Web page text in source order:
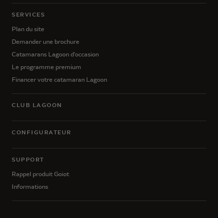
SERVICES
Plan du site
Demander une brochure
Catamarans Lagoon d'occasion
Le programme premium
Financer votre catamaran Lagoon
CLUB LAGOON
CONFIGURATEUR
SUPPORT
Rappel produit Goiot
Informations